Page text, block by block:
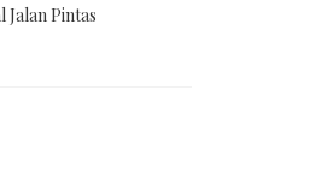
Jalan Pintas